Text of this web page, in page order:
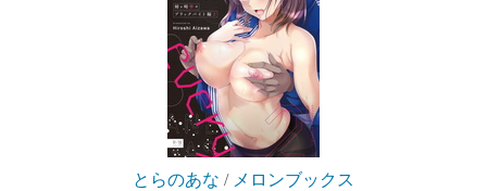
とらのあな / メロンブックス